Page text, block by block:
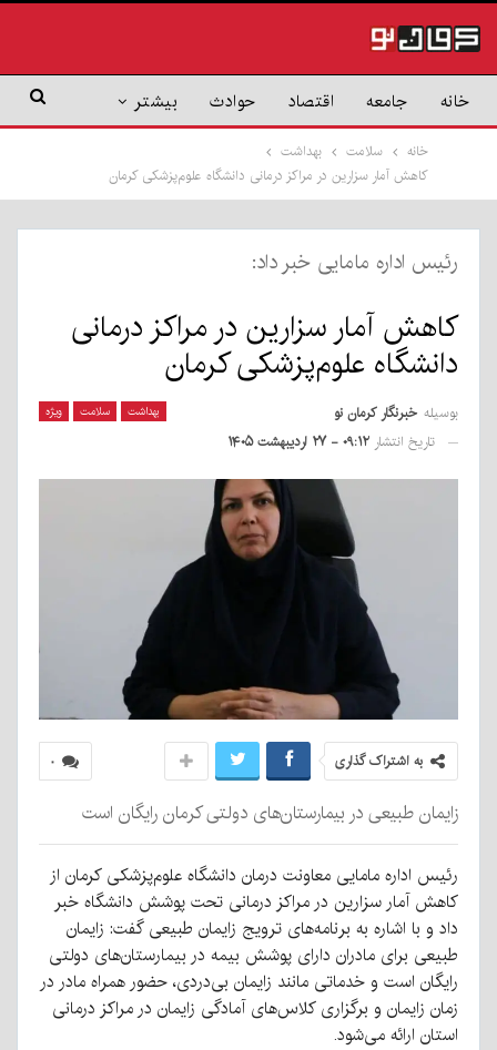
خانه جامعه اقتصاد حوادث بیشتر
خانه سلامت
بهداشت
کاهش آمار سزارین در مراکز درمانی دانشگاه علوم‌پزشکی کرمان
رئیس اداره مامایی خبر داد:
کاهش آمار سزارین در مراکز درمانی
دانشگاه علوم‌پزشکی کرمان
بهداشت سلامت ویژه بوسیله خبرنگار کرمان نو
تاریخ انتشار ۰۹:۱۲ - ۲۷ اردیبهشت ۱۴۰۵
۰ به اشتراک گذاری
زایمان طبیعی در بیمارستان‌های دولتی کرمان رایگان است
رئیس اداره مامایی معاونت درمان دانشگاه علوم‌پزشکی کرمان از
کاهش آمار سزارین در مراکز درمانی تحت پوشش دانشگاه خبر
داد و با اشاره به برنامه‌های ترویج زایمان طبیعی گفت: زایمان
طبیعی برای مادران دارای پوشش بیمه در بیمارستان‌های دولتی
رایگان است و خدماتی مانند زایمان بی‌دردی، حضور همراه مادر در
زمان زایمان و برگزاری کلاس‌های آمادگی زایمان در مراکز درمانی
استان ارائه می‌شود.